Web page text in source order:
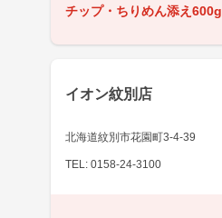
チップ・ちりめん添え600g
イオン紋別店
北海道紋別市花園町3-4-39
TEL: 0158-24-3100